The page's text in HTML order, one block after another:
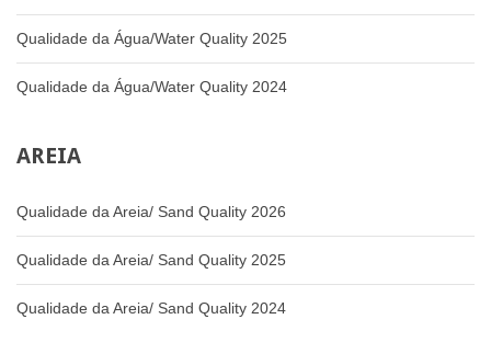
Qualidade da Água/Water Quality 2025
Qualidade da Água/Water Quality 2024
AREIA
Qualidade da Areia/ Sand Quality 2026
Qualidade da Areia/ Sand Quality 2025
Qualidade da Areia/ Sand Quality 2024